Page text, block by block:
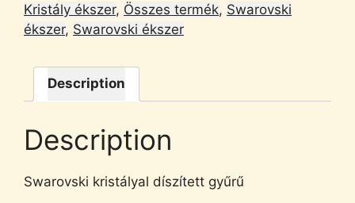
Kristály ékszer, Összes termék, Swarovski
ékszer, Swarovski ékszer
Description
Description
Swarovski kristályal díszített gyűrű